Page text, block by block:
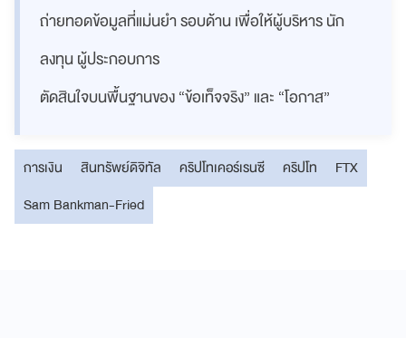
ถ่ายทอดข้อมูลที่แม่นยำ รอบด้าน เพื่อให้ผู้บริหาร นัก
ลงทุน ผู้ประกอบการ
ตัดสินใจบนพื้นฐานของ “ข้อเท็จจริง” และ “โอกาส”
การเงิน สินทรัพย์ดิจิทัล คริปโทเคอร์เรนซี คริปโท
FTX
Sam Bankman-Fried